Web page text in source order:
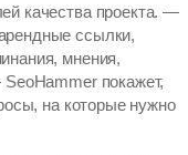
качества проекта.—
ссылки,
мнения,
покажет,
на которые нужно